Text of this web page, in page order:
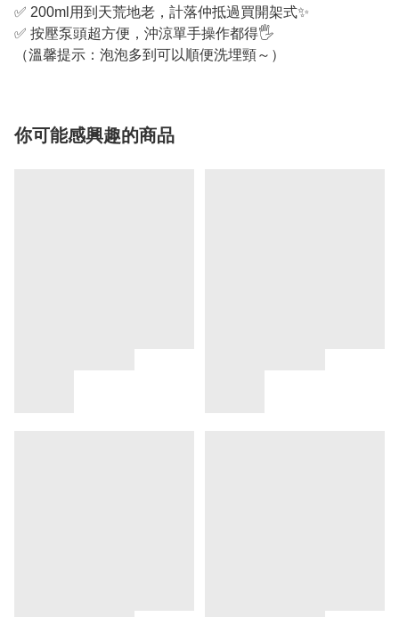
✅ 200ml用到天荒地老，計落仲抵過買開架式✨
✅ 按壓泵頭超方便，沖涼單手操作都得🖐️
（溫馨提示：泡泡多到可以順便洗埋頸～）
你可能感興趣的商品